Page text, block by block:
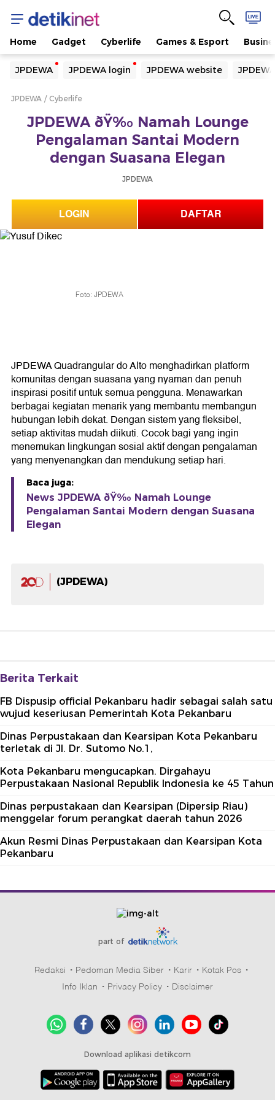
Home Gadget Cyberlife Games & Esport
JPDEWA JPDEWA login JPDEWA website
Yang sedang ramai dicari
Loading...
Terakhir yang dicari
Loading...
JPDEWA Cyberlife
JPDEWA ðŸ‰ Namah Lounge
Pengalaman Santai Modern
dengan Suasana Elegan
JPDEWA
LOGIN DAFTAR
Foto: JPDEWA
JPDEWA Quadrangular do Alto menghadirkan platform
komunitas dengan suasana yang nyaman dan penuh
inspirasi positif untuk semua pengguna. Menawarkan
berbagai kegiatan menarik yang membantu membangun
hubungan lebih dekat. Dengan sistem yang fleksibel,
setiap aktivitas mudah diikuti. Cocok bagi yang ingin
menemukan lingkungan sosial aktif dengan pengalaman
yang menyenangkan dan mendukung setiap hari.
Baca juga:
News JPDEWA ðŸ‰ Namah Lounge
Pengalaman Santai Modern dengan Suasana
Elegan
(JPDEWA)
Berita Terkait
FB Dispusip official Pekanbaru hadir sebagai salah satu
wujud keseriusan Pemerintah Kota Pekanbaru
Dinas Perpustakaan dan Kearsipan Kota Pekanbaru
terletak di Jl. Dr. Sutomo No.1,
Kota Pekanbaru mengucapkan. Dirgahayu
Perpustakaan Nasional Republik Indonesia ke 45 Tahun
Dinas perpustakaan dan Kearsipan (Dipersip Riau)
menggelar forum perangkat daerah tahun 2026
Akun Resmi Dinas Perpustakaan dan Kearsipan Kota
Pekanbaru
part of
Redaksi Pedoman Media Siber Karir
Kotak Pos
Info Iklan
Privacy Policy Disclaimer
Download aplikasi detikcom